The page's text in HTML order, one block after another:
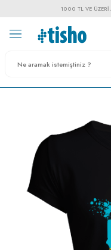
1000 TL VE ÜZERI